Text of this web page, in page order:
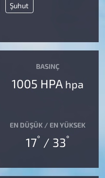
Şuhut
BASINÇ
1005 HPA hpa
EN DÜŞÜK / EN YÜKSEK
17° / 33°